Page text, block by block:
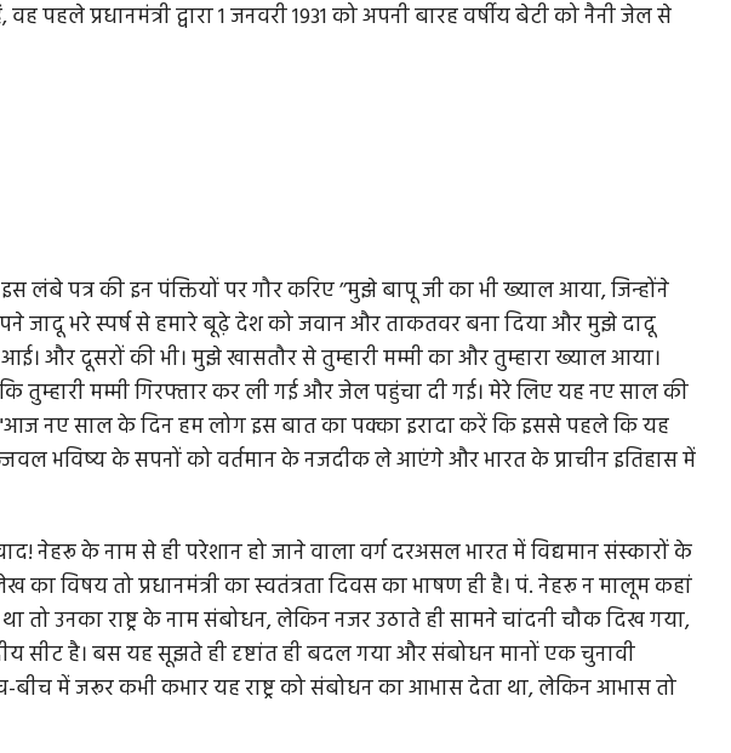
पहले प्रधानमंत्री द्वारा 1 जनवरी 1931 को अपनी बारह वर्षीय बेटी को नैनी जेल से
लंबे पत्र की इन पंक्तियों पर गौर करिए ’’मुझे बापू जी का भी ख्याल आया, जिन्होंने
जादू भरे स्पर्ष से हमारे बूढ़े देश को जवान और ताकतवर बना दिया और मुझे दादू
और दूसरों की भी। मुझे खासतौर से तुम्हारी मम्मी का और तुम्हारा ख्याल आया।
मम्मी गिरफ्तार कर ली गई और जेल पहुंचा दी गई। मेरे लिए यह नए साल की
नए साल के दिन हम लोग इस बात का पक्का इरादा करें कि इससे पहले कि यह
भविष्य के सपनों को वर्तमान के नजदीक ले आएंगे और भारत के प्राचीन इतिहास में
नेहरू के नाम से ही परेशान हो जाने वाला वर्ग दरअसल भारत में विद्यमान संस्कारों के
का विषय तो प्रधानमंत्री का स्वतंत्रता दिवस का भाषण ही है। पं. नेहरू न मालूम कहां
उनका राष्ट्र के नाम संबोधन, लेकिन नजर उठाते ही सामने चांदनी चौक दिख गया,
सीट है। बस यह सूझते ही दृष्टांत ही बदल गया और संबोधन मानों एक चुनावी
बीच में जरूर कभी कभार यह राष्ट्र को संबोधन का आभास देता था, लेकिन आभास तो